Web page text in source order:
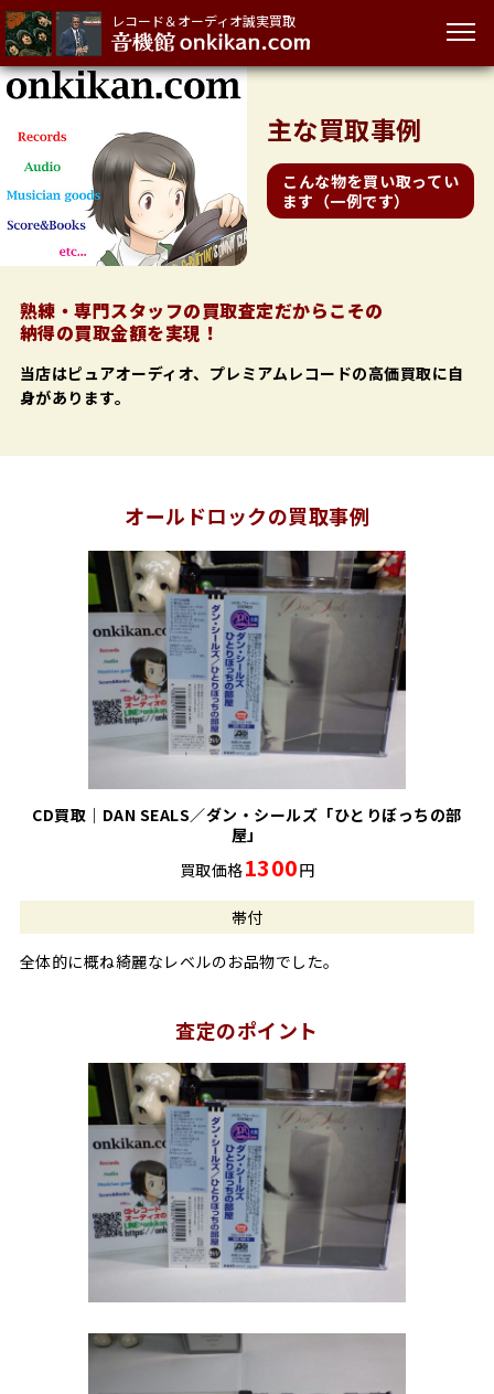
レコード＆オーディオ誠実買取
主な買取事例
こんな物を買い取ってい
ます（一例です）
熟練・専門スタッフの買取査定だからこその
納得の買取金額を実現！
当店はピュアオーディオ、プレミアムレコードの高価買取に自
身があります。
オールドロックの買取事例
CD買取｜DAN SEALS／ダン・シールズ「ひとりぼっちの部
屋」
買取価格1300円
帯付
全体的に概ね綺麗なレベルのお品物でした。
査定のポイント